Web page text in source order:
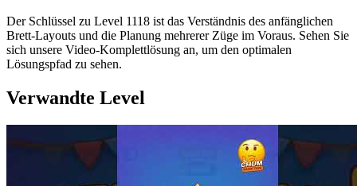
Der Schlüssel zu Level 1118 ist das Verständnis des anfänglichen
Brett-Layouts und die Planung mehrerer Züge im Voraus. Sehen Sie
sich unsere Video-Komplettlösung an, um den optimalen
Lösungspfad zu sehen.
Verwandte Level